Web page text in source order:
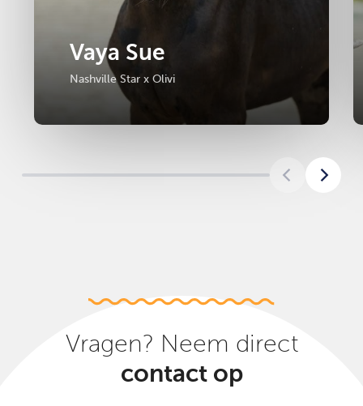
Vaya Sue
Nashville Star x Olivi
Vragen? Neem direct
contact op